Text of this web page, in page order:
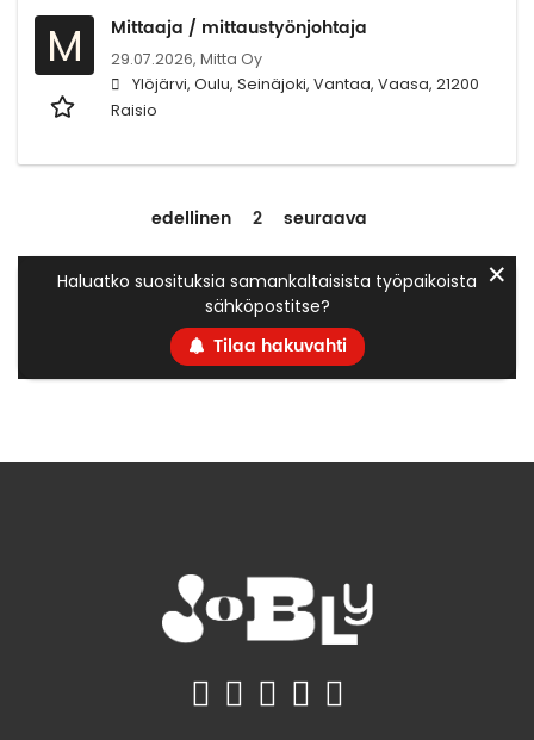
M Mittaaja / mittaustyönjohtaja
29.07.2026, Mitta Oy
Ylöjärvi, Oulu, Seinäjoki, Vantaa, Vaasa, 21200
Raisio
edellinen 2 seuraava
Haluatko suosituksia samankaltaisista työpaikoista
sähköpostitse?
Tilaa hakuvahti
✕